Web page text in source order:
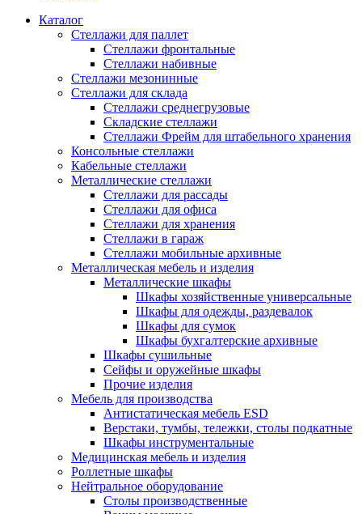
Каталог
Стеллажи для паллет
Стеллажи фронтальные
Стеллажи набивные
Стеллажи мезонинные
Стеллажи для склада
Стеллажи среднегрузовые
Складские стеллажи
Стеллажи Фрейм для штабельного хранения
Консольные стеллажи
Кабельные стеллажи
Металлические стеллажи
Стеллажи для рассады
Стеллажи для офиса
Стеллажи для хранения
Стеллажи в гараж
Стеллажи мобильные архивные
Металлическая мебель и изделия
Металлические шкафы
Шкафы хозяйственные универсальные
Шкафы для одежды, раздевалок
Шкафы для сумок
Шкафы бухгалтерские архивные
Шкафы сушильные
Сейфы и оружейные шкафы
Прочие изделия
Мебель для производства
Антистатическая мебель ESD
Верстаки, тумбы, тележки, столы подкатные
Шкафы инструментальные
Медицинская мебель и изделия
Роллетные шкафы
Нейтральное оборудование
Столы производственные